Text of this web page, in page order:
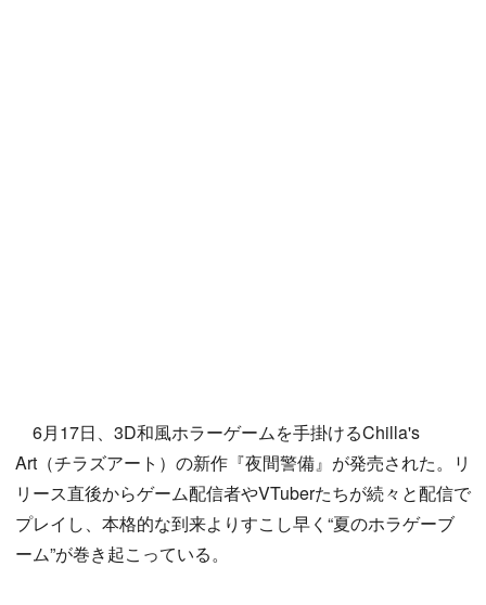
6月17日、3D和風ホラーゲームを手掛けるChilla's
Art（チラズアート）の新作『夜間警備』が発売された。リ
リース直後からゲーム配信者やVTuberたちが続々と配信で
プレイし、本格的な到来よりすこし早く“夏のホラゲーブ
ーム”が巻き起こっている。